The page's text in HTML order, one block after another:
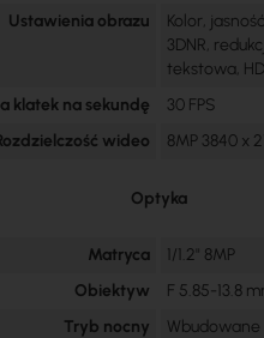
Ustawienia obrazu
Kolor,
3DNR,
tekstowa,
klatek na sekundę
30 FPS
wideo
8MP 3840 x
Optyka
Matryca
1/1.2" 8MP
Obiektyw
F 5.85-13.8
Tryb nocny